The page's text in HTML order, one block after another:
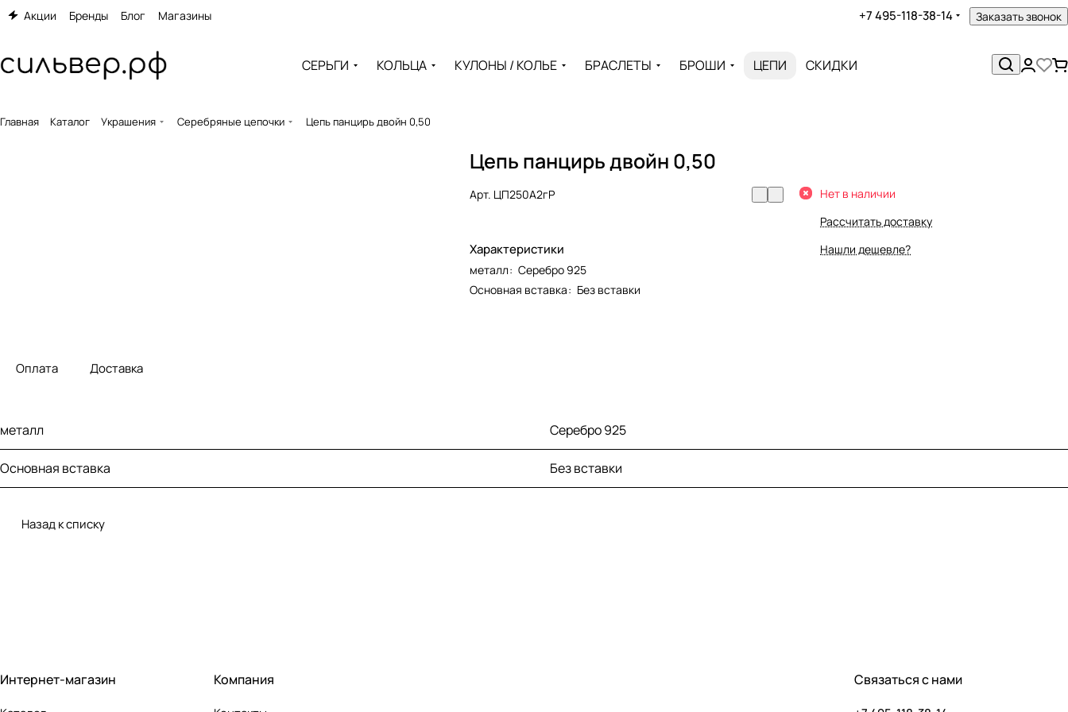
Акции Бренды Блог Магазины +7 495-118-38-14 Заказать звонок
СЕРЬГИ КОЛЬЦА КУЛОНЫ / КОЛЬЕ БРАСЛЕТЫ БРОШИ ЦЕПИ СКИДКИ
Главная Каталог Украшения Серебряные цепочки Цепь панцирь двойн 0,50
Цепь панцирь двойн 0,50
Арт. ЦП250А2гР
Характеристики
металл: Серебро 925
Основная вставка: Без вставки
Нет в наличии
Рассчитать доставку
Нашли дешевле?
Оплата Доставка
металл Серебро 925
Основная вставка Без вставки
Назад к списку
Интернет-магазин Компания Связаться с нами